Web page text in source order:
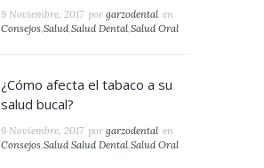
9 Noviembre, 2017 por garzodental en
Consejos, Salud, Salud Dental, Salud Oral
¿Cómo afecta el tabaco a su
salud bucal?
9 Noviembre, 2017 por garzodental en
Consejos, Salud, Salud Dental, Salud Oral